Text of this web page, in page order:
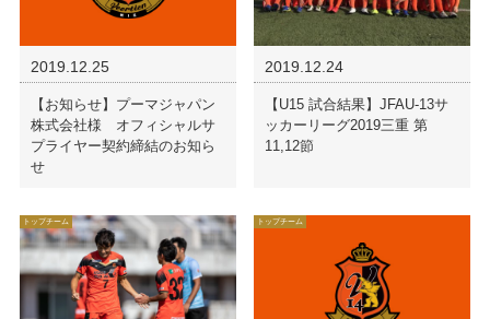
2019.12.25
【お知らせ】プーマジャパン
株式会社様 オフィシャルサ
プライヤー契約締結のお知ら
せ
2019.12.24
【U15 試合結果】JFAU-13サ
ッカーリーグ2019三重 第
11,12節
トップチーム トップチーム